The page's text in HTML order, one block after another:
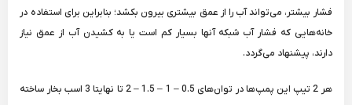
فشار بیشتر، می‌تواند آب را از عمق بیشتری بیرون بکشد؛ بنابراین برای استفاده در
خانه‌هایی که فشار آب شبکه آنها بسیار کم است یا به کشیدن آب از عمق نیاز
دارند، پیشنهاد می‌گردد.
هر 2 تیپ این پمپ‌ها در توان‌های 0.5 – 1 – 1.5 – 2 تا نهایتا 3 اسب بخار ساخته